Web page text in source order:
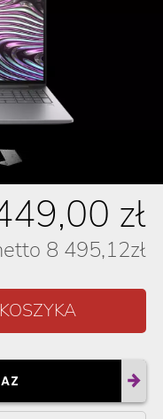
zł
8 495,12zł